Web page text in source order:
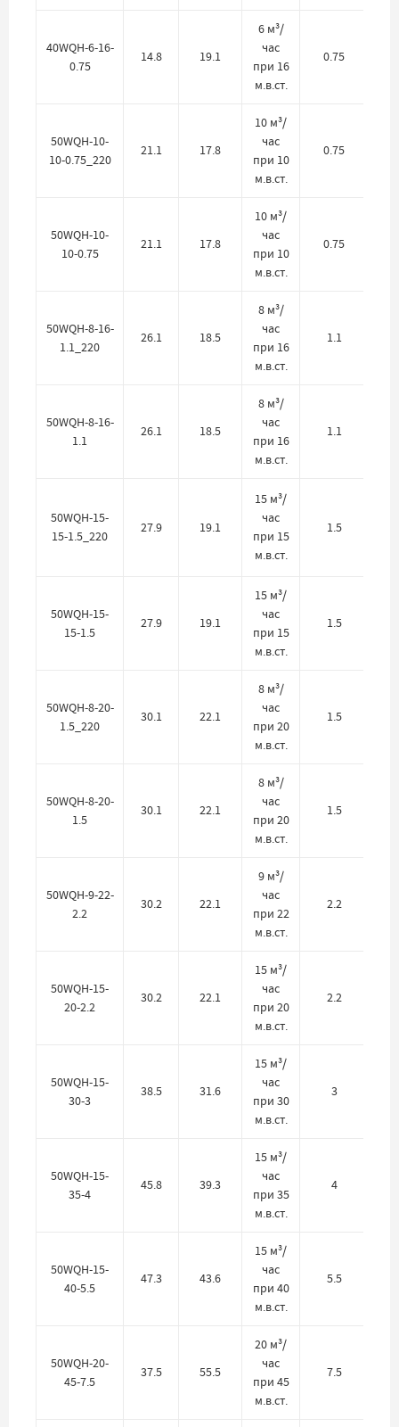
40WQH-6-16-
0.75
14.8 19.1
6 м³/
час
при 16
м.в.ст.
0.75
50WQH-10-
10-0.75_220
21.1 17.8
10 м³/
час
при 10
м.в.ст.
0.75
50WQH-10-
10-0.75
21.1 17.8
10 м³/
час
при 10
м.в.ст.
0.75
50WQH-8-16-
1.1_220
26.1 18.5
8 м³/
час
при 16
м.в.ст.
1.1
50WQH-8-16-
1.1
26.1 18.5
8 м³/
час
при 16
м.в.ст.
1.1
50WQH-15-
15-1.5_220
27.9 19.1
15 м³/
час
при 15
м.в.ст.
1.5
50WQH-15-
15-1.5
27.9 19.1
15 м³/
час
при 15
м.в.ст.
1.5
50WQH-8-20-
1.5_220
30.1 22.1
8 м³/
час
при 20
м.в.ст.
1.5
50WQH-8-20-
1.5
30.1 22.1
8 м³/
час
при 20
м.в.ст.
1.5
50WQH-9-22-
2.2
30.2 22.1
9 м³/
час
при 22
м.в.ст.
2.2
50WQH-15-
20-2.2
30.2 22.1
15 м³/
час
при 20
м.в.ст.
2.2
50WQH-15-
30-3
38.5 31.6
15 м³/
час
при 30
м.в.ст.
3
50WQH-15-
35-4
45.8 39.3
15 м³/
час
при 35
м.в.ст.
4
50WQH-15-
40-5.5
47.3 43.6
15 м³/
час
при 40
м.в.ст.
5.5
50WQH-20-
45-7.5
37.5 55.5
20 м³/
час
при 45
м.в.ст.
7.5